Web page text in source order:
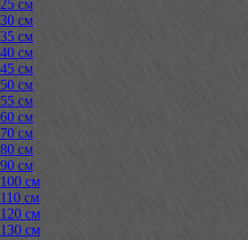
25 см
30 см
35 см
40 см
45 см
50 см
55 см
60 см
70 см
80 см
90 см
100 см
110 см
120 см
130 см